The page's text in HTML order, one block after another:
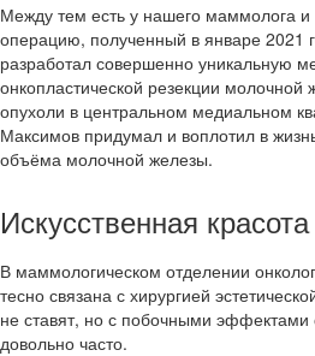
Между тем есть у нашего маммолога и
операцию, полученный в январе 2021
разработал совершенно уникальную
онкопластической резекции молочной
опухоли в центральном медиальном
Максимов придумал и воплотил в
объёма молочной железы.
Искусственная красота
В маммологическом отделении
тесно связана с хирургией
не ставят, но с побочными эффектами
довольно часто.